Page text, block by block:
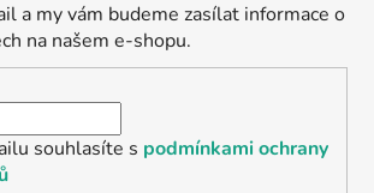
a my vám budeme zasílat informace o
na našem e-shopu.
souhlasíte s podmínkami ochrany